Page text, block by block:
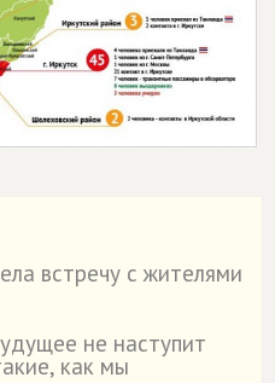
встречу с жителями
не наступит
как мы